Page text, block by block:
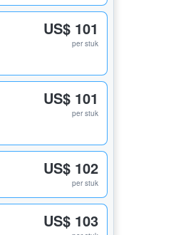
US$ 101
per stuk
US$ 101
per stuk
US$ 102
per stuk
US$ 103